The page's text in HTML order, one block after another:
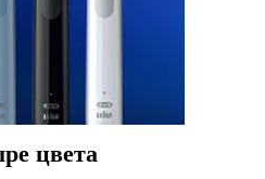
цвета